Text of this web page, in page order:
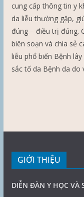
cung cấp thông tin y
da liễu thường gặp,
đúng – điều trị đúng.
biên soạn và chia sẻ
liễu phổ biến Bệnh
sắc tố da Bệnh da do
GIỚI THIỆU
DIỄN ĐÀN Y HỌC VÀ